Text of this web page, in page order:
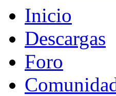
Inicio
Descargas
Foro